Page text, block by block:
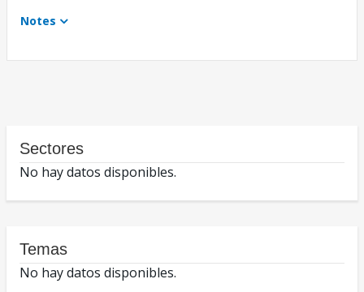
Notes
Sectores
No hay datos disponibles.
Temas
No hay datos disponibles.